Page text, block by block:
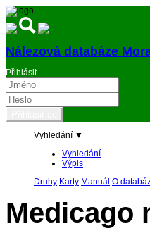
Nálezová databáze
Přihlásit
Vyhledání ▼
Vyhledání
Výpis
Druhy Karty Manuál O
Medicago